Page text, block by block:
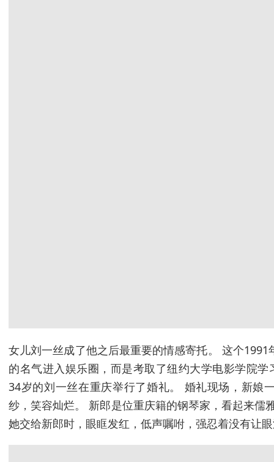
女儿刘一丝成了他之后最重要的情感寄托。 这个
的名气进入娱乐圈，而是考取了纽约大学电影学院
34岁的刘一丝在重庆举行了婚礼。 婚礼现场，新娘
纱，笑容灿烂。 新郎是位重庆籍的钢琴家，看起来儒
她交给新郎时，眼眶发红，低声嘱咐，强忍着没有让